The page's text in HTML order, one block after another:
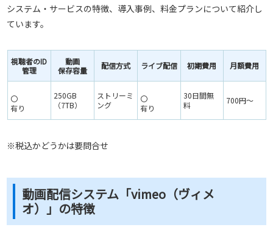
システム・サービスの特徴、導入事例、料金プランについて紹介し
ています。
視聴者のID
管理
動画
保存容量
配信方式 ライブ配信 初期費用 月額費用
〇
有り
250GB
（7TB）
ストリーミ
ング
〇
有り
30日間無
料
700円～
※税込かどうかは要問合せ
動画配信システム「vimeo（ヴィメ
オ）」の特徴